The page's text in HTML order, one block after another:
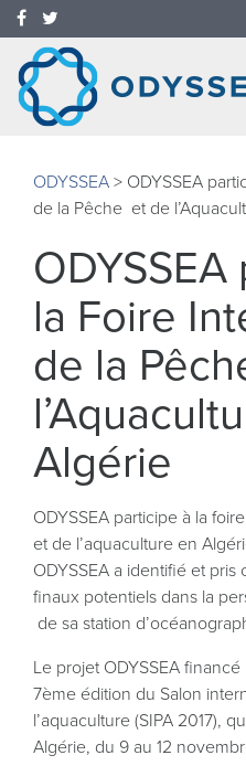
ODYSSEA > ODYSSEA
de la Pêche et de
la Foire
de la
Algérie
ODYSSEA participe à la
et de l’aquaculture en
ODYSSEA a identifié et
finaux potentiels dans la
de sa station
Le projet ODYSSEA financé
7ème édition du Salon
l’aquaculture (SIPA 2017),
Algérie, du 9 au 12